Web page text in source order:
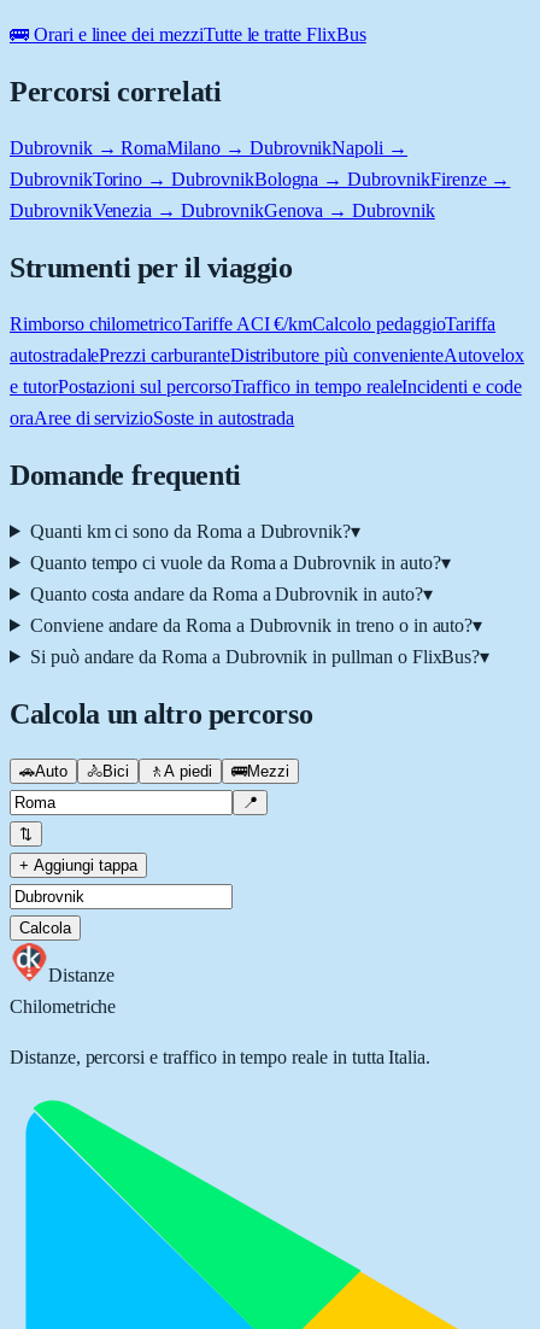
🚌 Orari e linee dei mezziTutte le tratte FlixBus
Percorsi correlati
Dubrovnik → RomaMilano → DubrovnikNapoli →
DubrovnikTorino → DubrovnikBologna → DubrovnikFirenze →
DubrovnikVenezia → DubrovnikGenova → Dubrovnik
Strumenti per il viaggio
Rimborso chilometricoTariffe ACI €/kmCalcolo pedaggioTariffa
autostradalePrezzi carburanteDistributore più convenienteAutovelox
e tutorPostazioni sul percorsoTraffico in tempo realeIncidenti e code
oraAree di servizioSoste in autostrada
Domande frequenti
Quanti km ci sono da Roma a Dubrovnik?▾
Quanto tempo ci vuole da Roma a Dubrovnik in auto?▾
Quanto costa andare da Roma a Dubrovnik in auto?▾
Conviene andare da Roma a Dubrovnik in treno o in auto?▾
Si può andare da Roma a Dubrovnik in pullman o FlixBus?▾
Calcola un altro percorso
🚗Auto 🚴Bici 🚶 A piedi 🚌Mezzi
📍
⇅
+ Aggiungi tappa
Calcola
Distanze
Chilometriche
Distanze, percorsi e traffico in tempo reale in tutta Italia.